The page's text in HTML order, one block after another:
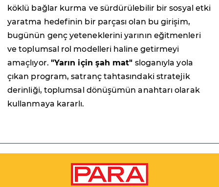
köklü bağlar kurma ve sürdürülebilir bir sosyal etki
yaratma hedefinin bir parçası olan bu girişim,
bugünün genç yeteneklerini yarının eğitmenleri
ve toplumsal rol modelleri haline getirmeyi
amaçlıyor. "Yarın için şah mat" sloganıyla yola
çıkan program, satranç tahtasındaki stratejik
derinliği, toplumsal dönüşümün anahtarı olarak
kullanmaya kararlı.